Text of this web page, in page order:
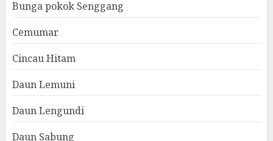
Bunga pokok Senggang
Cemumar
Cincau Hitam
Daun Lemuni
Daun Lengundi
Daun Sabung